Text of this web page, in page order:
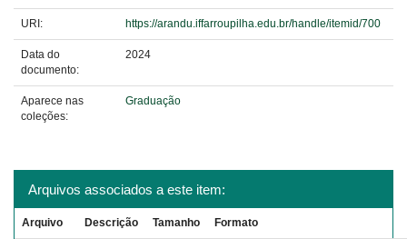
URI: https://arandu.iffarroupilha.edu.br/handle/itemid/700
Data do
documento:
2024
Aparece nas
coleções:
Graduação
Arquivos associados a este item:
Arquivo Descrição Tamanho Formato